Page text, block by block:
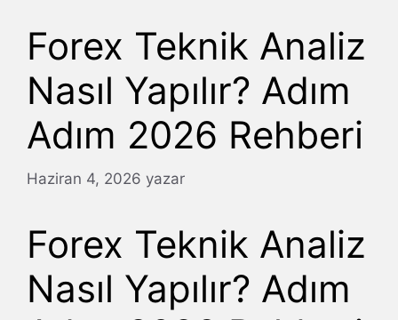
Forex Teknik Analiz
Nasıl Yapılır? Adım
Adım 2026 Rehberi
Haziran 4, 2026 yazar
Forex Teknik Analiz
Nasıl Yapılır? Adım